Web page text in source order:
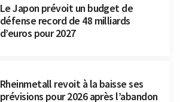
Le Japon prévoit un budget de
défense record de 48 milliards
d’euros pour 2027
Rheinmetall revoit à la baisse ses
prévisions pour 2026 après l’abandon